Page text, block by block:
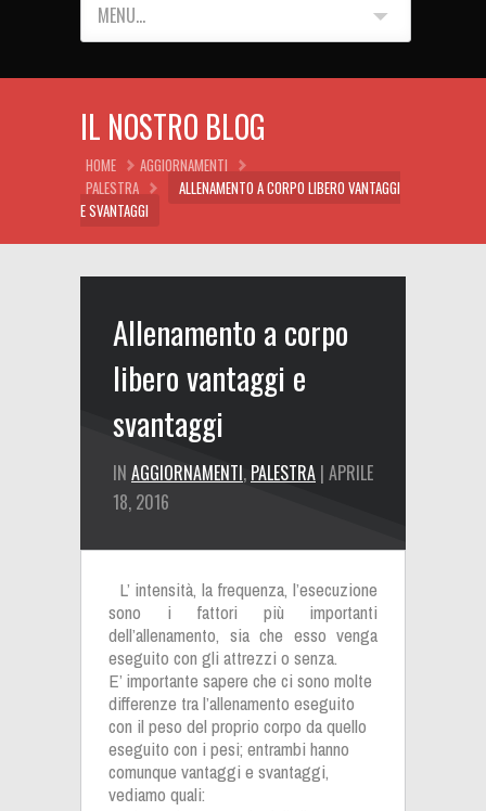
MENU...
IL NOSTRO BLOG
HOME
AGGIORNAMENTI
PALESTRA
ALLENAMENTO A CORPO LIBERO VANTAGGI
E SVANTAGGI
Allenamento a corpo
libero vantaggi e
svantaggi
IN AGGIORNAMENTI, PALESTRA | APRILE
18, 2016
L’ intensità, la frequenza, l’esecuzione
sono i fattori più importanti
dell’allenamento, sia che esso venga
eseguito con gli attrezzi o senza.
E’ importante sapere che ci sono molte
differenze tra l’allenamento eseguito
con il peso del proprio corpo da quello
eseguito con i pesi; entrambi hanno
comunque vantaggi e svantaggi,
vediamo quali: